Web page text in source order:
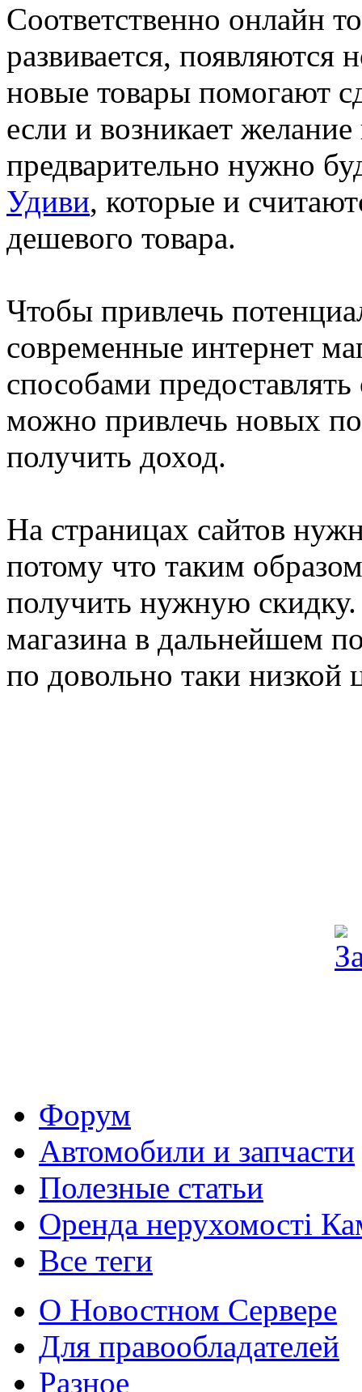
Соответственно онлайн
развивается,
новые товары помогают
если и возникает
предварительно нужно
Удиви, которые и
дешевого товара.
Чтобы привлечь
современные интернет
способами
можно привлечь новых
получить доход.
На страницах сайтов
потому что таким
получить нужную
магазина в дальнейшем
по довольно таки
Форум
Автомобили и запчасти
Полезные статьи
Оренда нерухомості
Все теги
О Новостном Сервере
Для правообладателей
Разное